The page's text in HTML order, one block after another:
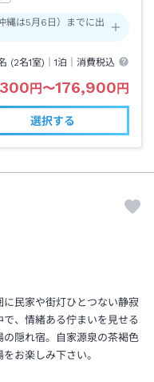
は5月6日）までに出
(2名1室)｜1泊 ｜消費税込
円 〜176,900 円
選択する
に民家や街灯ひとつない静寂
で、情緒ある佇まいを見せる
の隠れ宿。自家源泉の茶褐色
をお楽しみ下さい。